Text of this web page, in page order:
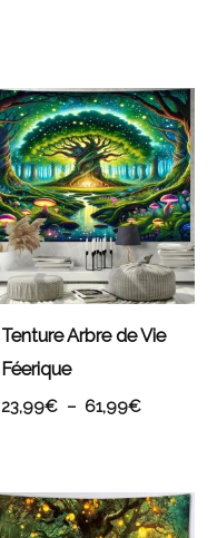
Tenture Arbre de Vie
Féerique
23,99€ – 61,99€
Plage
de
prix :
23,99€
à
61,99€
Plage
de